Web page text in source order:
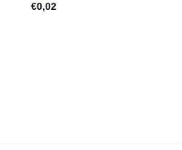
€0,02